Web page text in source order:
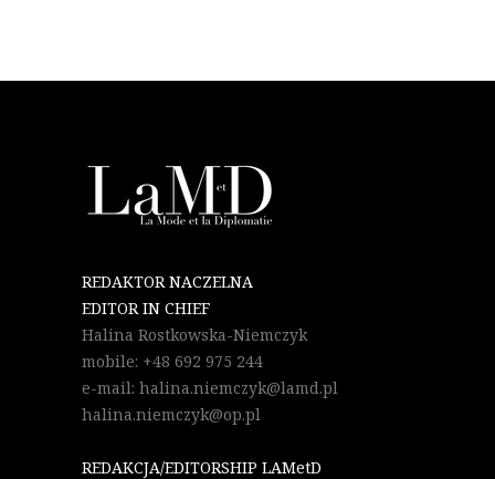
REDAKTOR NACZELNA
EDITOR IN CHIEF
Halina Rostkowska-Niemczyk
mobile: +48 692 975 244
e-mail: halina.niemczyk@lamd.pl
halina.niemczyk@op.pl
REDAKCJA/EDITORSHIP LAMetD